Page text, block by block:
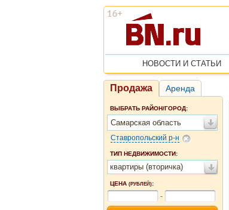
НОВОСТИ И СТАТЬИ
Продажа Аренда
ВЫБРАТЬ РАЙОН/ГОРОД:
Самарская область
Ставропольский р-н
ТИП НЕДВИЖИМОСТИ:
квартиры (вторичка)
ЦЕНА (РУБЛЕЙ):
-